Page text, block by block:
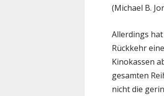
(Michael B.
Allerdings
Rückkehr
Kinokassen
gesamten
nicht die